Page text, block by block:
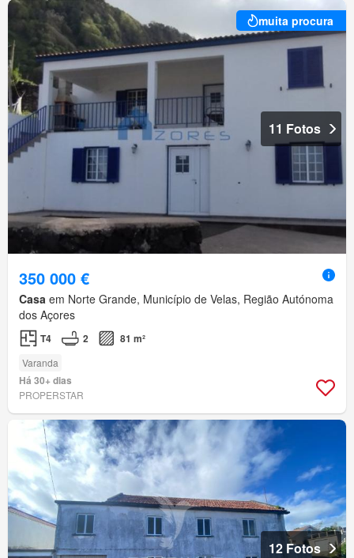
muita procura
11 Fotos
350 000 €
Casa em Norte Grande, Município de Velas, Região Autónoma
dos Açores
T4 2 81 m²
Varanda
Há 30+ dias
PROPERSTAR
12 Fotos